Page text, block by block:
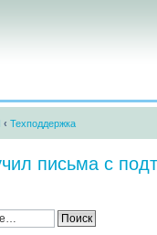
‹ Техподдержка
письма с